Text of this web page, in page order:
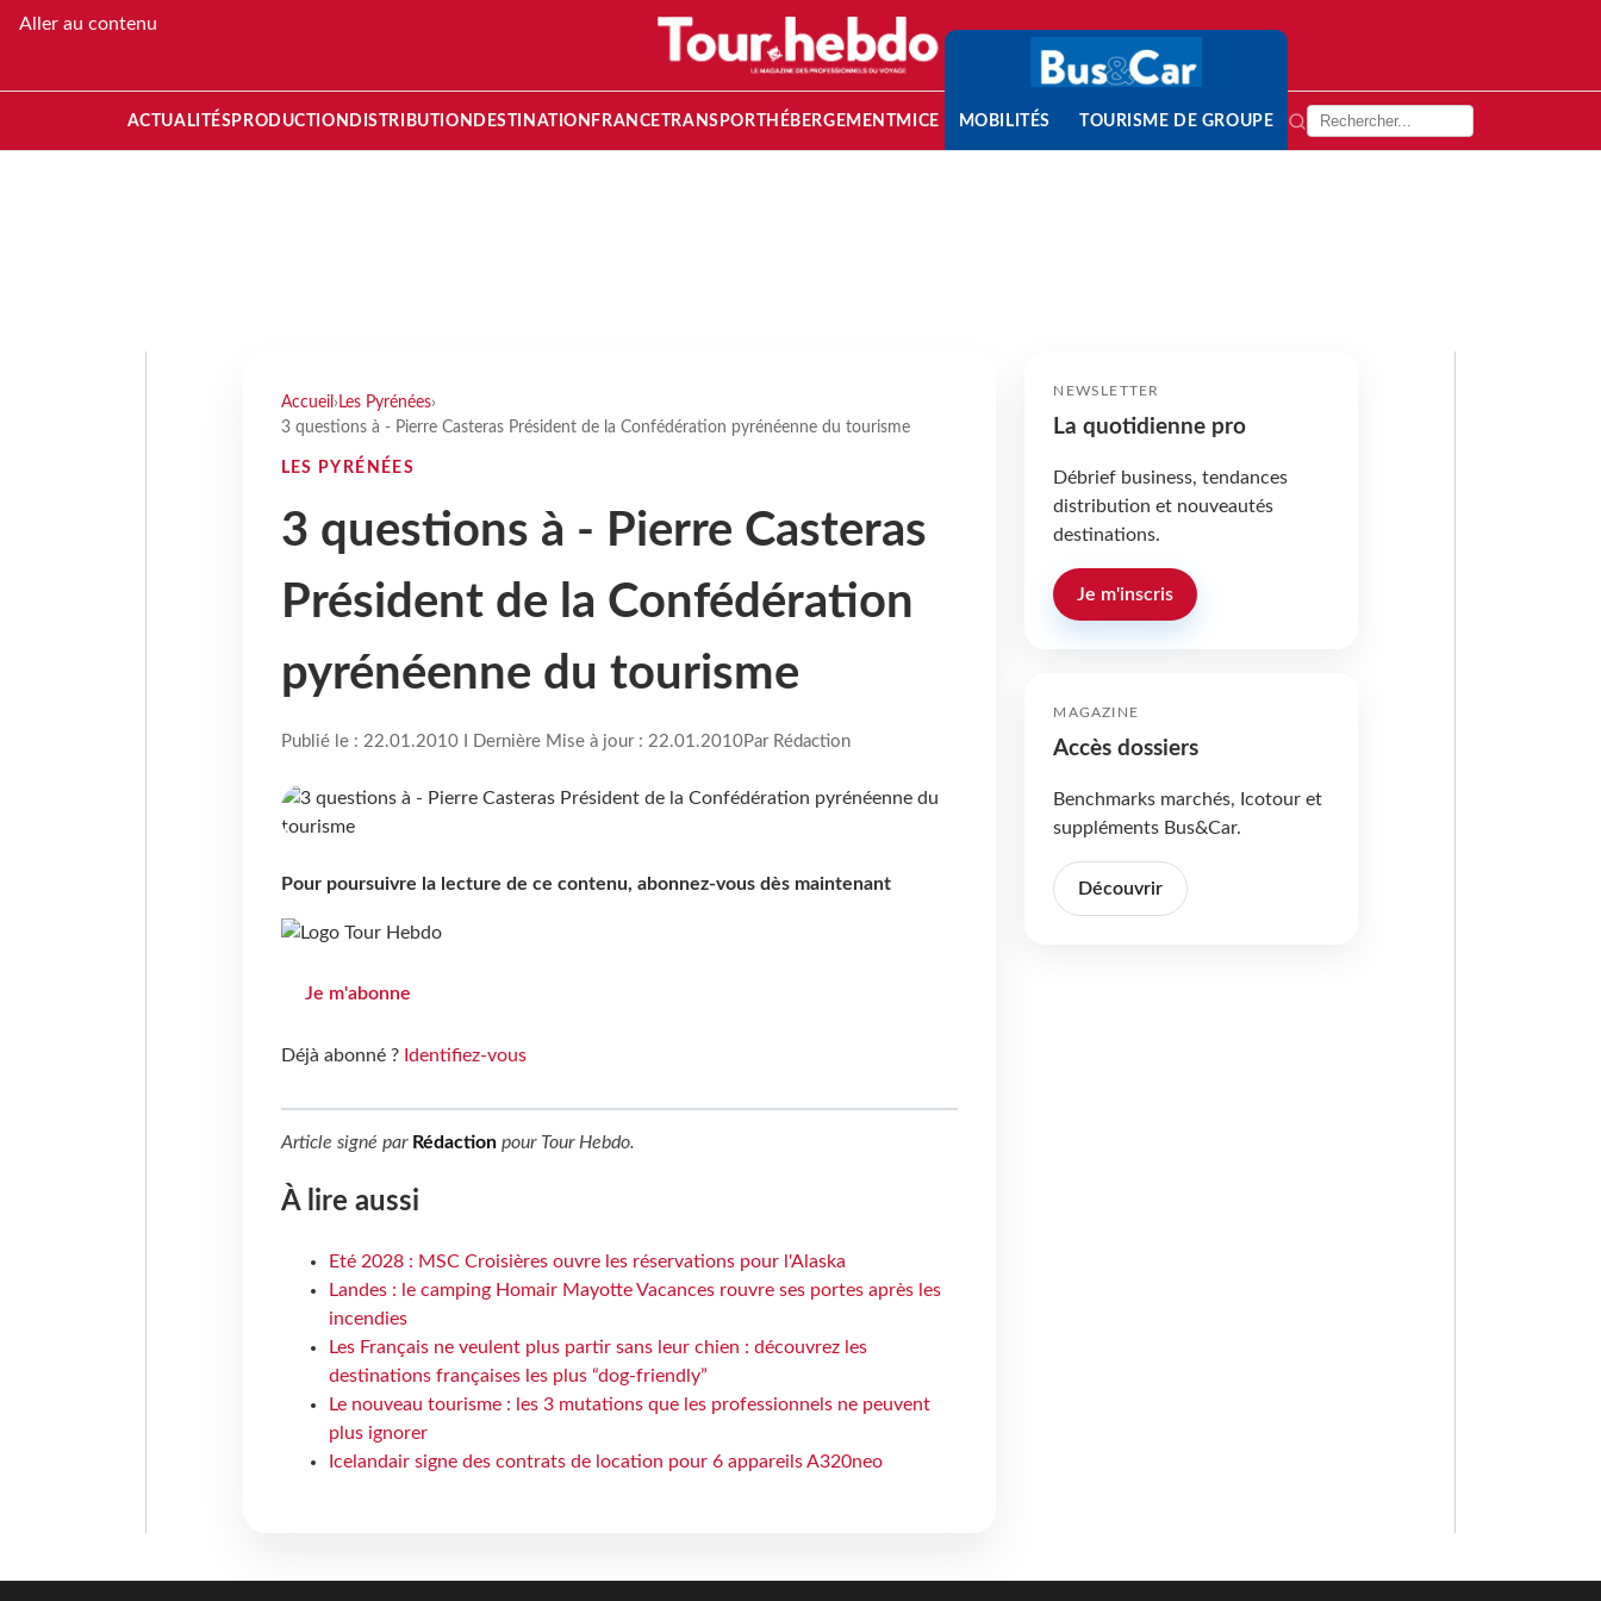
Aller au contenu
ACTUALITÉS PRODUCTION DISTRIBUTION DESTINATION FRANCETRANSPORT HÉBERGEMENTMICE MOBILITÉS TOURISME DE GROUPE
Accueil › Les Pyrénées›
3 questions à - Pierre Casteras Président de la Confédération pyrénéenne du tourisme
LES PYRÉNÉES
3 questions à - Pierre Casteras
Président de la Confédération
pyrénéenne du tourisme
Publié le : 22.01.2010 I Dernière Mise à jour : 22.01.2010Par Rédaction
Pour poursuivre la lecture de ce contenu, abonnez-vous dès maintenant
Je m'abonne
Déjà abonné ? Identifiez-vous
Article signé par Rédactionpour Tour Hebdo.
À lire aussi
Eté 2028 : MSC Croisières ouvre les réservations pour l'Alaska
Landes : le camping Homair Mayotte Vacances rouvre ses portes après les
incendies
Les Français ne veulent plus partir sans leur chien : découvrez les
destinations françaises les plus “dog-friendly”
Le nouveau tourisme : les 3 mutations que les professionnels ne peuvent
plus ignorer
Icelandair signe des contrats de location pour 6 appareils A320neo
NEWSLETTER
La quotidienne pro
Débrief business, tendances
distribution et nouveautés
destinations.
Je m'inscris
MAGAZINE
Accès dossiers
Benchmarks marchés, Icotour et
suppléments Bus&Car.
Découvrir